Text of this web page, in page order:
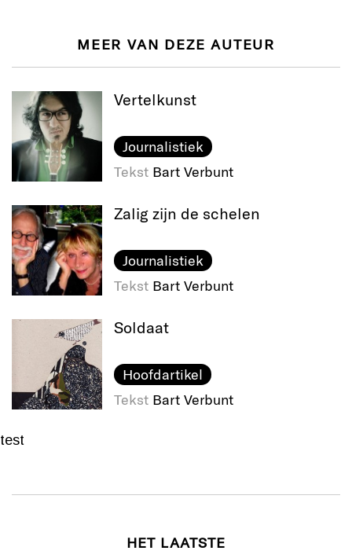
MEER VAN DEZE AUTEUR
Vertelkunst
Journalistiek
Tekst Bart Verbunt
Zalig zijn de schelen
Journalistiek
Tekst Bart Verbunt
Soldaat
Hoofdartikel
Tekst Bart Verbunt
test
HET LAATSTE